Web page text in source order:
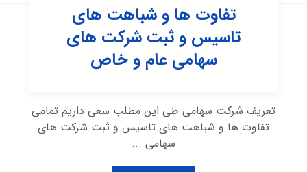
تفاوت ها و شباهت های
تاسیس و ثبت شرکت های
سهامی عام و خاص
تعریف شرکت سهامی طی این مطلب سعی داریم تمامی
تفاوت ها و شباهت های تاسیس و ثبت شرکت های
سهامی ...